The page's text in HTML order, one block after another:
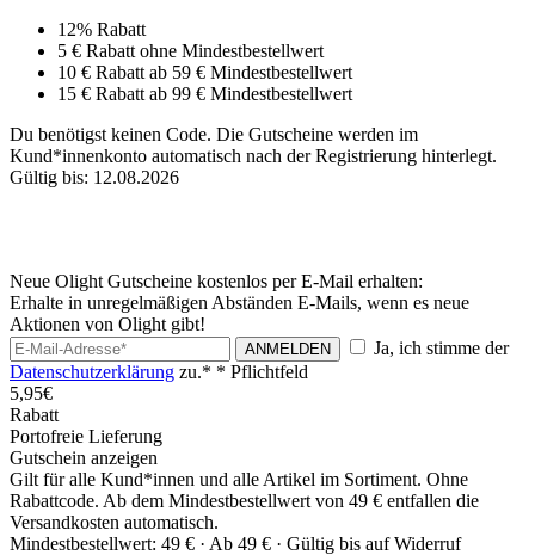
12% Rabatt
5 € Rabatt ohne Mindestbestellwert
10 € Rabatt ab 59 € Mindestbestellwert
15 € Rabatt ab 99 € Mindestbestellwert
Du benötigst keinen Code. Die Gutscheine werden im
Kund*innenkonto automatisch nach der Registrierung hinterlegt.
Gültig bis: 12.08.2026
Neue Olight Gutscheine kostenlos per E-Mail erhalten:
Erhalte in unregelmäßigen Abständen E-Mails, wenn es neue
Aktionen von Olight gibt!
ANMELDEN
Ja, ich stimme der
Datenschutzerklärung zu.* * Pflichtfeld
5,95€
Rabatt
Portofreie Lieferung
Gutschein anzeigen
Gilt für alle Kund*innen und alle Artikel im Sortiment. Ohne
Rabattcode. Ab dem Mindestbestellwert von 49 € entfallen die
Versandkosten automatisch.
Mindestbestellwert: 49 € · Ab 49 € · Gültig bis auf Widerruf